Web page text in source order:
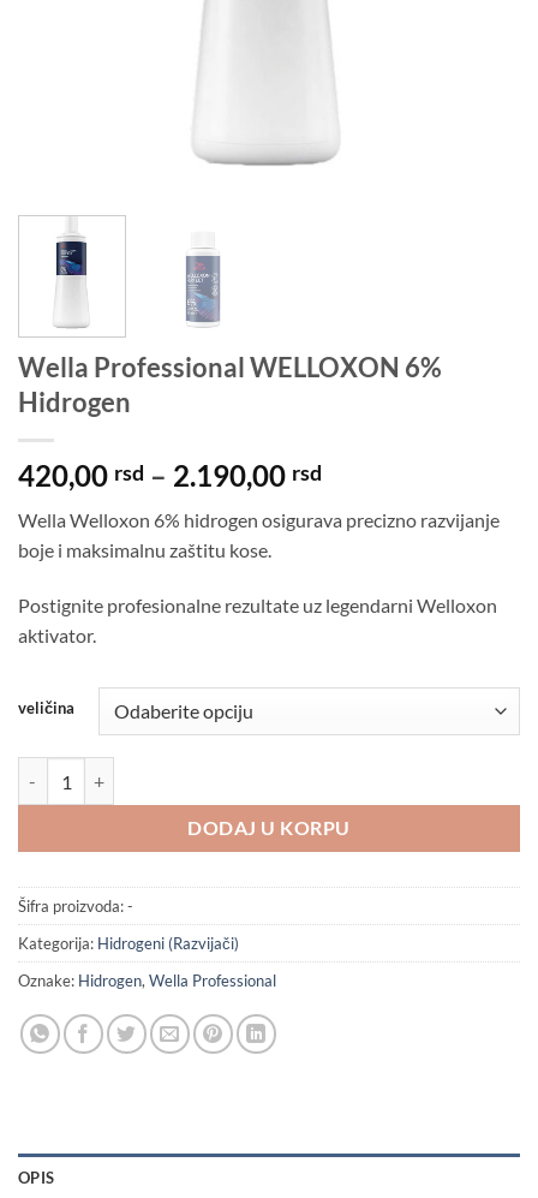
Wella Professional WELLOXON 6%
Hidrogen
420,00 rsd – 2.190,00 rsd
od
2.190,00 rsd
Wella Welloxon 6% hidrogen osigurava precizno razvijanje
boje i maksimalnu zaštitu kose.
Postignite profesionalne rezultate uz legendarni Welloxon
aktivator.
veličina
DODAJ U KORPU
Šifra proizvoda:-
Kategorija: Hidrogeni (Razvijači)
Oznake: Hidrogen, Wella Professional
OPIS